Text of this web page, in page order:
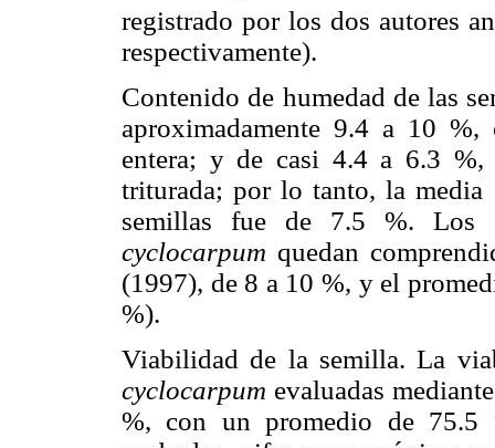
registrado por los dos autores
respectivamente).
Contenido de humedad de las
aproximadamente 9.4 a 10
entera; y de casi 4.4 a 6.3
triturada; por lo tanto, la media
semillas fue de 7.5 %. Los
cyclocarpum quedan
(1997), de 8 a 10 %, y el
%).
Viabilidad de la semilla. La
cyclocarpum evaluadas
%, con un promedio de